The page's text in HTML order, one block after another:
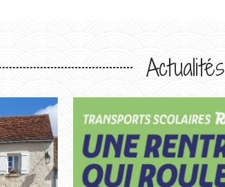
Actualités